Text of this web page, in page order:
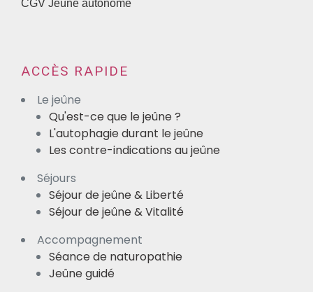
CGV Jeûne autonome
ACCÈS RAPIDE
Le jeûne
Qu'est-ce que le jeûne ?
L'autophagie durant le jeûne
Les contre-indications au jeûne
Séjours
Séjour de jeûne & Liberté
Séjour de jeûne & Vitalité
Accompagnement
Séance de naturopathie
Jeûne guidé